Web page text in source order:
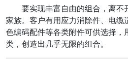
要实现丰富自由的组合，离
家族。客户有用应力消除件、电缆
色编码配件等各类附件可供选择，
类，创造出几乎无限的组合。